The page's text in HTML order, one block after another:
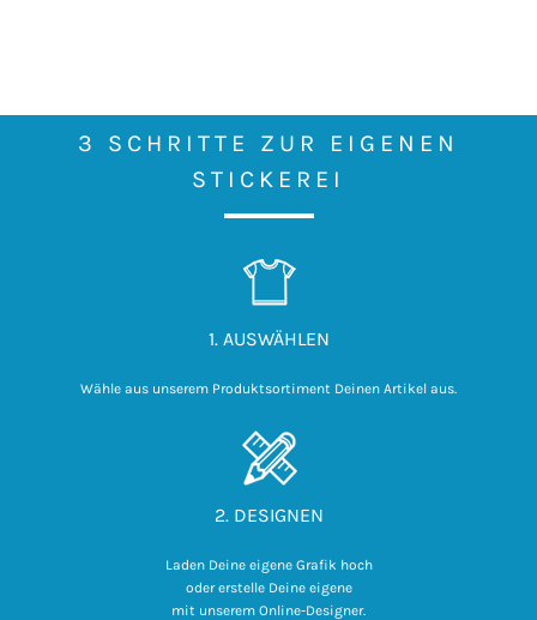
3 SCHRITTE ZUR EIGENEN
STICKEREI
1. AUSWÄHLEN
Wähle aus unserem Produktsortiment Deinen Artikel aus.
2. DESIGNEN
Laden Deine eigene Grafik hoch
oder erstelle Deine eigene
mit unserem Online-Designer.